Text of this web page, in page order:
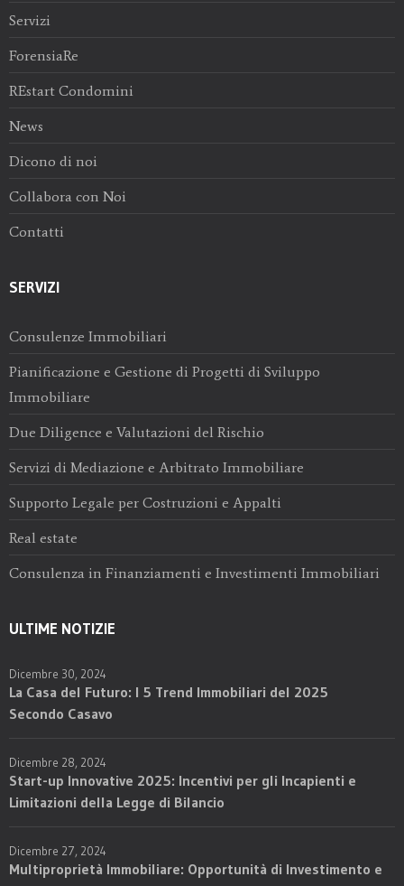
Servizi
ForensiaRe
REstart Condomini
News
Dicono di noi
Collabora con Noi
Contatti
SERVIZI
Consulenze Immobiliari
Pianificazione e Gestione di Progetti di Sviluppo
Immobiliare
Due Diligence e Valutazioni del Rischio
Servizi di Mediazione e Arbitrato Immobiliare
Supporto Legale per Costruzioni e Appalti
Real estate
Consulenza in Finanziamenti e Investimenti Immobiliari
ULTIME NOTIZIE
Dicembre 30, 2024
La Casa del Futuro: I 5 Trend Immobiliari del 2025
Secondo Casavo
Dicembre 28, 2024
Start-up Innovative 2025: Incentivi per gli Incapienti e
Limitazioni della Legge di Bilancio
Dicembre 27, 2024
Multiproprietà Immobiliare: Opportunità di Investimento e